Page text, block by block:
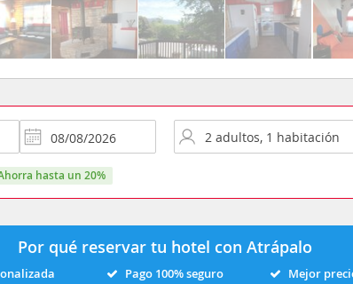
ahorra hasta un 20%
Por qué reservar tu hotel con Atrápalo
Pago 100% seguro Mejor